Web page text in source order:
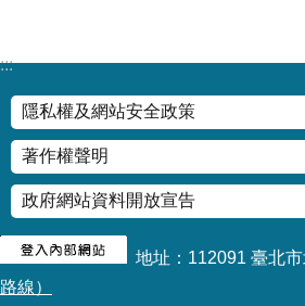
:::
隱私權及網站安全政策
著作權聲明
政府網站資料開放宣告
地址：112091 臺北
路線）